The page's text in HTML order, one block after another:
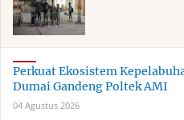
Perkuat Ekosistem
Dumai Gandeng Poltek AMI
04 Agustus 2026